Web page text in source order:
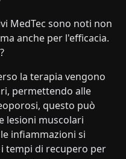
MedTec sono noti non
anche per l'efficacia.
la terapia vengono
permettendo alle
questo può
lesioni muscolari
infiammazioni si
tempi di recupero per